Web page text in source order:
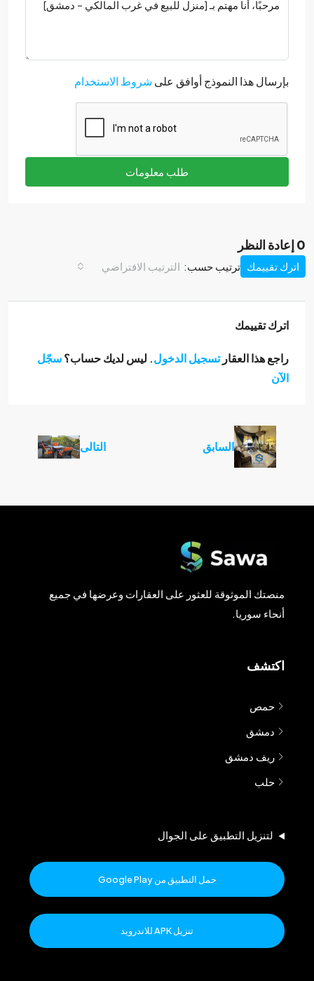
بإرسال هذا النموذج أوافق على شروط الاستخدام
طلب معلومات
0 إعادة النظر
ترتيب حسب: الترتيب الافتراضي اترك تقييمك
اترك تقييمك
راجع هذا العقارتسجيل الدخول. ليس لديك حساب؟سجّل
الآن
السابق التالى
منصتك الموثوقة للعثور على العقارات وعرضها في جميع
أنحاء سوريا.
اكتشف
حمص
دمشق
ريف دمشق
حلب
لتنزيل التطبيق على الجوال
حمل التطبيق من Google Play
تنزيل APK للاندرويد